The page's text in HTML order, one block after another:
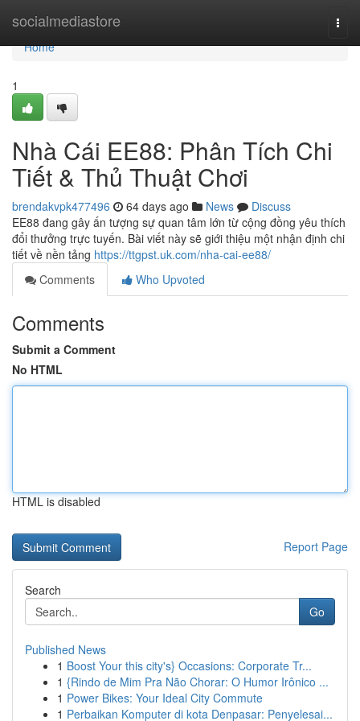
socialmediastore
Home
Home
1
Nhà Cái EE88: Phân Tích Chi
Tiết & Thủ Thuật Chơi
brendakvpk477496 64 days ago News
Discuss
EE88 đang gây ấn tượng sự quan tâm lớn từ cộng đồng yêu thích
đổi thưởng trực tuyến. Bài viết này sẽ giới thiệu một nhận định chi
tiết về nền tảng https://ttgpst.uk.com/nha-cai-ee88/
Comments
Who Upvoted
Comments
Submit a Comment
No HTML
HTML is disabled
Report Page
Search
Go
Published News
1 Boost Your this city's} Occasions: Corporate Tr...
1 {Rindo de Mim Pra Não Chorar: O Humor Irônico ...
1 Power Bikes: Your Ideal City Commute
1 Perbaikan Komputer di kota Denpasar: Penyelesai...